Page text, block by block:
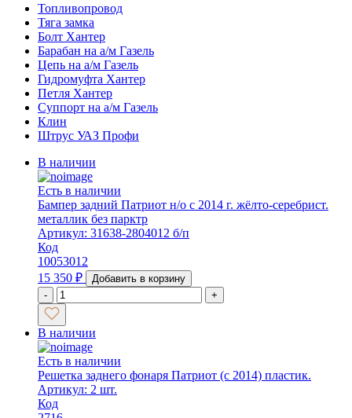
Топливопровод
Тяга замка
Болт Хантер
Барабан на а/м Газель
Цепь на а/м Газель
Гидромуфта Хантер
Петля Хантер
Суппорт на а/м Газель
Клин
Штрус УАЗ Профи
В наличии
Есть в наличии
Бампер задний Патриот н/о с 2014 г. жёлто-серебрист.
металлик без парктр
Артикул: 31638-2804012 б/п
Код
10053012
15 350 ₽
Добавить в корзину
-
+
В наличии
Есть в наличии
Решетка заднего фонаря Патриот (с 2014) пластик.
Артикул: 2 шт.
Код